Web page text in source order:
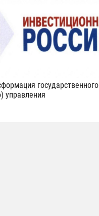
государственного
управления